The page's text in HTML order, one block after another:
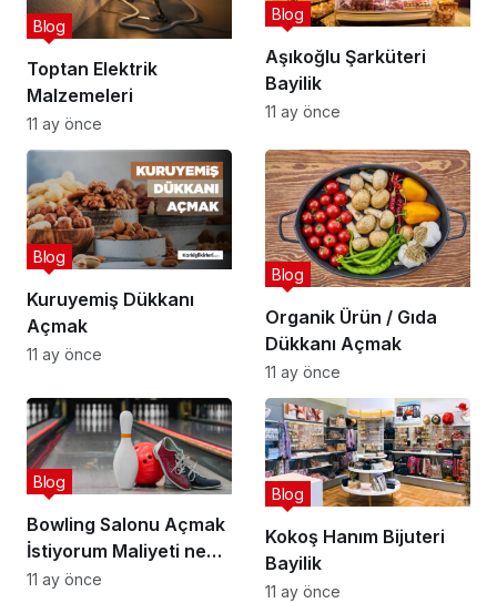
Toptan Elektrik
Malzemeleri
Blog
11 ay önce
Aşıkoğlu Şarküteri
Bayilik
Blog
11 ay önce
Kuruyemiş Dükkanı
Açmak
Blog
11 ay önce
Organik Ürün / Gıda
Dükkanı Açmak
Blog
11 ay önce
Bowling Salonu Açmak
İstiyorum Maliyeti ne
kadar?
Blog
11 ay önce
Kokoş Hanım Bijuteri
Bayilik
Blog
11 ay önce